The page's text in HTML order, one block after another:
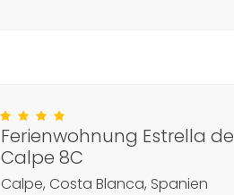
Ferienwohnung Estrella de
Calpe 8C
Calpe, Costa Blanca, Spanien